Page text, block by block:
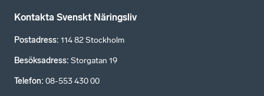
Kontakta Svenskt Näringsliv
Postadress: 114 82 Stockholm
Besöksadress: Storgatan 19
Telefon: 08-553 430 00